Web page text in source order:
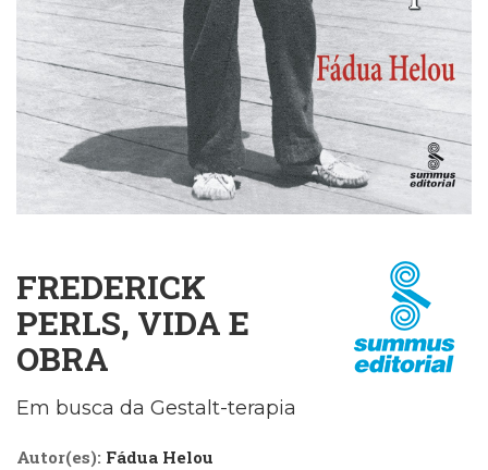
Cinema
(23)
Comportamento
(418)
Comunicação
(232)
Corpo
Movimento
Interior
(222)
Criatividade
(14)
Alimentação
Economia,
FREDERICK
PERLS, VIDA E
OBRA
Em busca da Gestalt-terapia
Autor(es): Fádua Helou